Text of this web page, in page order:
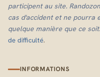
participent au site.
cas d'accident et ne pourra
quelque manière que ce soit.
de difficulté.
INFORMATIONS